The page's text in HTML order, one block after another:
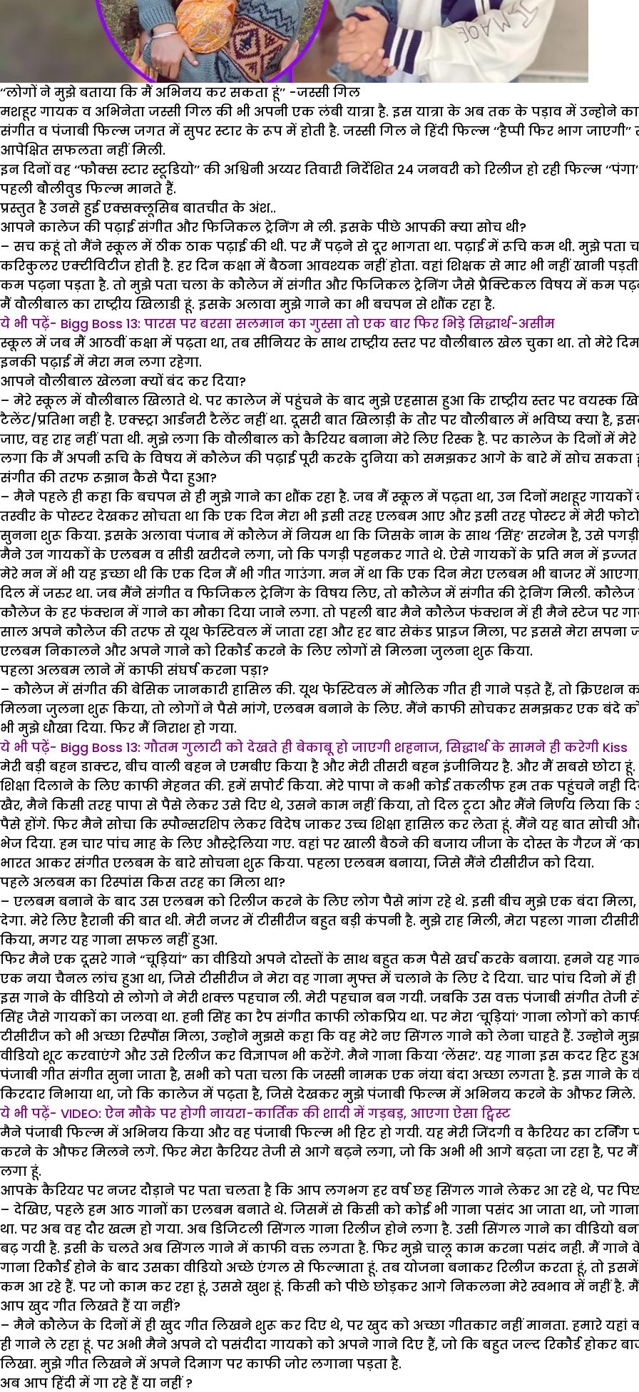
‘‘लोगों ने मुझे बताया कि मैं अभिनय कर सकता हूं’’ -जस्सी गिल
मशहूर गायक व अभिनेता जस्सी गिल की भी अपनी एक लंबी यात्रा है. इस यात्रा के अब तक के पड़ाव में उन्होने
संगीत व पंजाबी फिल्म जगत में सुपर स्टार के रूप में होती है. जस्सी गिल ने हिंदी फिल्म ‘‘हैप्पी फिर भाग
आपेक्षित सफलता नहीं मिली.
इन दिनों वह ‘‘फौक्स स्टार स्टूडियो’’ की अश्विनी अय्यर तिवारी निर्देशित 24 जनवरी को रिलीज हो रही फिल्म
पहली बौलीवुड फिल्म मानते हैं.
प्रस्तुत है उनसे हुई एक्सक्लूसिब बातचीत के अंश..
आपने कालेज की पढ़ाई संगीत और फिजिकल ट्रेनिंग मे ली. इसके पीछे आपकी क्या सोच थी?
– सच कहूं तो मैंने स्कूल में ठीक ठाक पढ़ाई की थी. पर मैं पढ़ने से दूर भागता था. पढ़ाई में रूचि कम थी. मुझे
करिकुलर एक्टीविटीज होती है. हर दिन कक्षा में बैठना आवश्यक नहीं होता. वहां शिक्षक से मार भी नहीं खानी
कम पढ़ना पड़ता है. तो मुझे पता चला के कौलेज में संगीत और फिजिकल ट्रेनिंग जैसे प्रैक्टिकल विषय में कम
मैं वौलीबाल का राष्ट्रीय खिलाडी हूं. इसके अलावा मुझे गाने का भी बचपन से शौंक रहा है.
ये भी पढ़ें- Bigg Boss 13: पारस पर बरसा सलमान का गुस्सा तो एक बार फिर भिड़े सिद्धार्थ-असीम
स्कूल में जब मैं आठवीं कक्षा में पढ़ता था, तब सीनियर के साथ राष्ट्रीय स्तर पर वौलीबाल खेल चुका था. तो मेरे
इनकी पढ़ाई में मेरा मन लगा रहेगा.
आपने वौलीबाल खेलना क्यों बंद कर दिया?
– मेरे स्कूल में वौलीबाल खिलाते थे. पर कालेज में पहुंचने के बाद मुझे एहसास हुआ कि राष्ट्रीय स्तर पर वयस्क
टैलेंट/प्रतिभा नही है. एक्स्ट्रा आर्डनरी टैलेंट नहीं था. दूसरी बात खिलाड़ी के तौर पर वौलीबाल में भविष्य क्या
जाए, वह राह नहीं पता थी. मुझे लगा कि वौलीबाल को कैरियर बनाना मेरे लिए रिस्क है. पर कालेज के दिनों में
लगा कि मैं अपनी रूचि के विषय में कौलेज की पढ़ाई पूरी करके दुनिया को समझकर आगे के बारे में सोच सकता
संगीत की तरफ रूझान कैसे पैदा हुआ?
– मैने पहले ही कहा कि बचपन से ही मुझे गाने का शौंक रहा है. जब मैं स्कूल में पढ़ता था, उन दिनों मशहूर
तस्वीर के पोस्टर देखकर सोचता था कि एक दिन मेरा भी इसी तरह एलबम आए और इसी तरह पोस्टर में मेरी
सुनना शुरू किया. इसके अलावा पंजाब में कौलेज में नियम था कि जिसके नाम के साथ ‘सिंह’ सरनेम है, उसे पगड़ी
मैने उन गायकों के एलबम व सीडी खरीदने लगा, जो कि पगड़ी पहनकर गाते थे. ऐसे गायकों के प्रति मन में इज्जत
मेरे मन में भी यह इच्छा थी कि एक दिन मैं भी गीत गाउंगा. मन में था कि एक दिन मेरा एलबम भी बाजर में
दिल में जरुर था. जब मैंने संगीत व फिजिकल ट्रेनिंग के विषय लिए, तो कौलेज में संगीत की ट्रेनिंग मिली.
कौलेज के हर फंक्शन में गाने का मौका दिया जाने लगा. तो पहली बार मैने कौलेज फंक्शन में ही मैने स्टेज पर
साल अपने कौलेज की तरफ से यूथ फेस्टिवल में जाता रहा और हर बार सेकंड प्राइज मिला, पर इससे मेरा सपना
एलबम निकालने और अपने गाने को रिकौर्ड करने के लिए लोगों से मिलना जुलना शुरू किया.
पहला अलबम लाने में काफी संघर्ष करना पड़ा?
– कौलेज में संगीत की बेसिक जानकारी हासिल की. यूथ फेस्टिवल में मौलिक गीत ही गाने पड़ते हैं, तो
मिलना जुलना शुरू किया, तो लोगों ने पैसे मांगे, एलबम बनाने के लिए. मैंने काफी सोचकर समझकर एक बंदे को
भी मुझे धौखा दिया. फिर मैं निराश हो गया.
ये भी पढ़ें- Bigg Boss 13: गौतम गुलाटी को देखते ही बेकाबू हो जाएगी शहनाज, सिद्धार्थ के सामने ही करेगी Kiss
मेरी बड़ी बहन डाक्टर, बीच वाली बहन ने एमबीए किया है और मेरी तीसरी बहन इंजीनियर है. और मैं सबसे छोटा
शिक्षा दिलाने के लिए काफी मेहनत की. हमें सपोर्ट किया. मेरे पापा ने कभी कोई तकलीफ हम तक पहुंचने नही
खैर, मैने किसी तरह पापा से पैसे लेकर उसे दिए थे, उसने काम नहीं किया, तो दिल टूटा और मैंने निर्णय लिया
पैसे होंगे. फिर मैने सोचा कि स्पौन्सरशिप लेकर विदेष जाकर उच्च शिक्षा हासिल कर लेता हूं. मैंने यह बात सोची
भेज दिया. हम चार पांच माह के लिए औस्ट्रेलिया गए. वहां पर खाली बैठने की बजाय जीजा के दोस्त के गैरज में
भारत आकर संगीत एलबम के बारे सोचना शुरू किया. पहला एलबम बनाया, जिसे मैंने टीसीरीज को दिया.
पहले अलबम का रिस्पांस किस तरह का मिला था?
– एलबम बनाने के बाद उस एलबम को रिलीज करने के लिए लोग पैसे मांग रहे थे. इसी बीच मुझे एक बंदा
देगा. मेरे लिए हैरानी की बात थी. मेरी नजर में टीसीरीज बहुत बड़ी कंपनी है. मुझे राह मिली, मेरा पहला गाना
किया, मगर यह गाना सफल नहीं हुआ.
फिर मैने एक दूसरे गाने “चूड़ियां” का वीडियो अपने दोस्तों के साथ बहुत कम पैसे खर्च करके बनाया. हमने यह
एक नया चैनल लांच हुआ था, जिसे टीसीरीज ने मेरा वह गाना मुफ्त में चलाने के लिए दे दिया. चार पांच दिनो में
इस गाने के वीडियो से लोगो ने मेरी शक्ल पहचान ली. मेरी पहचान बन गयी. जबकि उस वक्त पंजाबी संगीत तेजी से
सिंह जैसे गायकों का जलवा था. हनी सिंह का रैप संगीत काफी लोकप्रिय था. पर मेरा ‘चूड़ियां’ गाना लोगों को
टीसीरीज को भी अच्छा रिस्पौंस मिला, उन्होेने मुझसे कहा कि वह मेरे नए सिंगल गाने को लेना चाहते हैं.
वीडियो शूट करवाएंगे और उसे रिलीज कर विज्ञापन भी करेंगे. मैने गाना किया ‘लेंसर’. यह गाना इस कदर हिट
पंजाबी गीत संगीत सुना जाता है, सभी को पता चला कि जस्सी नामक एक नंया बंदा अच्छा लगता है. इस गाने
किरदार निभाया था, जो कि कालेज में पढ़ता है, जिसे देखकर मुझे पंजाबी फिल्म में अभिनय करने के औफर मिले.
ये भी पढ़ें- VIDEO: ऐन मौके पर होगी नायरा-कार्तिक की शादी में गड़बड़, आएगा ऐसा ट्विस्ट
मैने पंजाबी फिल्म में अभिनय किया और वह पंजाबी फिल्म भी हिट हो गयी. यह मेरी जिंदगी व कैरियर का
करने के औफर मिलने लगे. फिर मेरा कैरियर तेजी से आगे बढ़ने लगा, जो कि अभी भी आगे बढ़ता जा रहा है, पर
लगा हूं.
आपके कैरियर पर नजर दौड़ाने पर पता चलता है कि आप लगभग हर वर्ष छह सिंगल गाने लेकर आ रहे थे, पर
– देखिए, पहले हम आठ गानों का एलबम बनाते थे. जिसमें से किसी को कोई भी गाना पसंद आ जाता था, जो गाना
था. पर अब वह दौर खत्म हो गया. अब डिजिटली सिंगल गाना रिलीज होने लगा है. उसी सिंगल गाने का वीडियो
बढ़ गयी है. इसी के चलते अब सिंगल गाने में काफी वक्त लगता है. फिर मुझे चालू काम करना पसंद नही. मैं गाने
गाना रिकौर्ड होने के बाद उसका वीडियो अच्छे एंगल से फिल्माता हूं. तब योजना बनाकर रिलीज करता हूं, तो
कम आ रहे हैं. पर जो काम कर रहा हूं, उससे खुश हूं. किसी को पीछे छोड़कर आगे निकलना मेरे स्वभाव में नहीं है.
आप खुद गीत लिखते हैं या नहीं?
– मैने कौलेज के दिनों में ही खुद गीत लिखने शुरू कर दिए थे, पर खुद को अच्छा गीतकार नहीं मानता. हमारे यहां
ही गाने ले रहा हूं. पर अभी मैने अपने दो पसंदीदा गायको को अपने गाने दिए हैं, जो कि बहुत जल्द रिकौर्ड
लिखा. मुझे गीत लिखने में अपने दिमाग पर काफी जोर लगाना पड़ता है.
अब आप हिंदी में गा रहे हैं या नहीं ?